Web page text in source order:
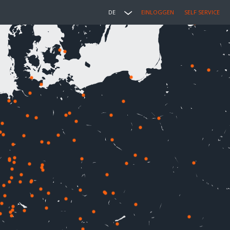
DE EINLOGGEN SELF SERVICE